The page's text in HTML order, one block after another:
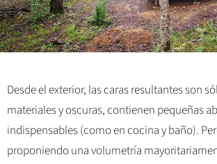
Desde el exterior, las caras resultantes son
materiales y oscuras, contienen pequeñas
indispensables (como en cocina y baño).
proponiendo una volumetría